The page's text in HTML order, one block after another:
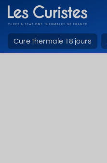
Cure thermale 18 jours